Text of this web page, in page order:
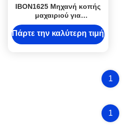
IBON1625 Μηχανή κοπής
μαχαιριού για
πολυεπίπεδη υψηλής
ακρίβειας (± 0,1 mm)
παραγωγή υποδημάτων
Πάρτε την καλύτερη τιμή
1
1